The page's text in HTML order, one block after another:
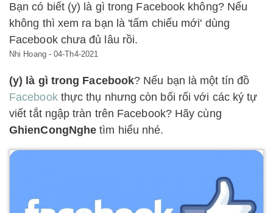
Bạn có biết (y) là gì trong Facebook không? Nếu
không thì xem ra bạn là 'tấm chiếu mới' dùng
Facebook chưa đủ lâu rồi.
Nhi Hoang-04-Th4-2021
(y) là gì trong Facebook? Nếu bạn là một tín đồ
Facebookthực thụ nhưng còn bối rối với các ký tự
viết tắt ngập tràn trên Facebook? Hãy cùng
GhienCongNghe tìm hiểu nhé.